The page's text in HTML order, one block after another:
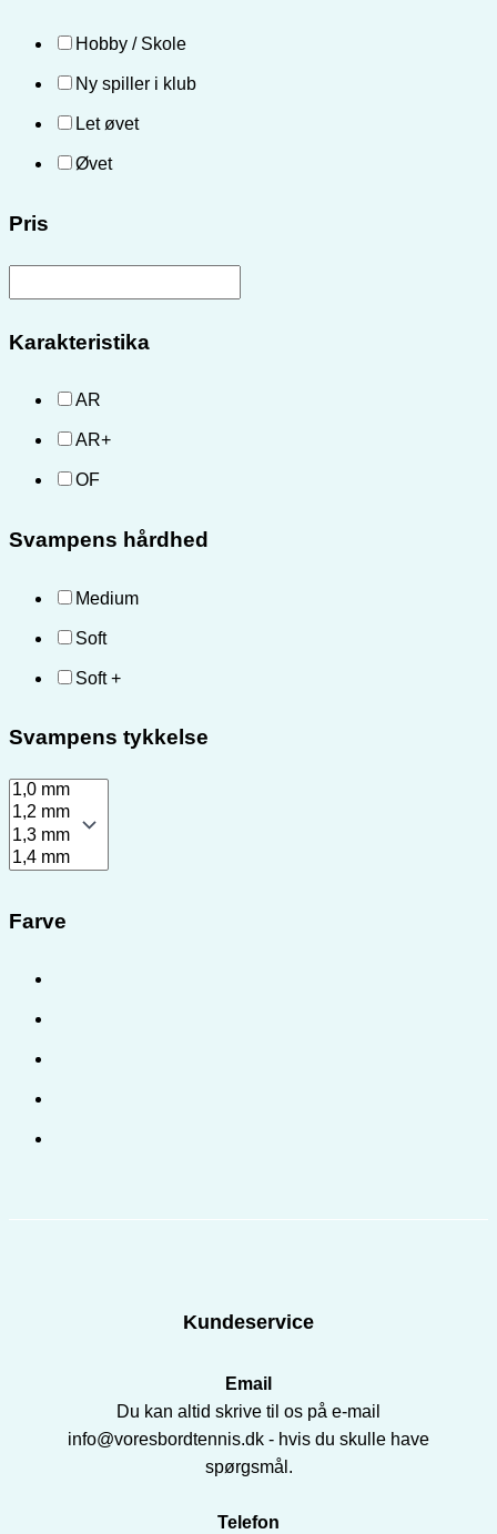
Hobby / Skole
Ny spiller i klub
Let øvet
Øvet
Pris
Karakteristika
AR
AR+
OF
Svampens hårdhed
Medium
Soft
Soft +
Svampens tykkelse
Farve
Kundeservice
Email
Du kan altid skrive til os på e-mail
info@voresbordtennis.dk - hvis du skulle have
spørgsmål.
Telefon